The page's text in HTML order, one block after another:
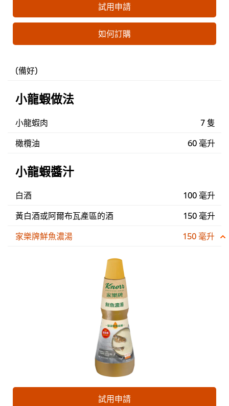
試用申請
如何訂購
(備好)
小龍蝦做法
小龍蝦肉
7 隻
橄欖油
60 毫升
小龍蝦醬汁
白酒
100 毫升
黃白酒或阿爾布瓦產區的酒
150 毫升
家樂牌鮮魚濃湯
150 毫升
試用申請